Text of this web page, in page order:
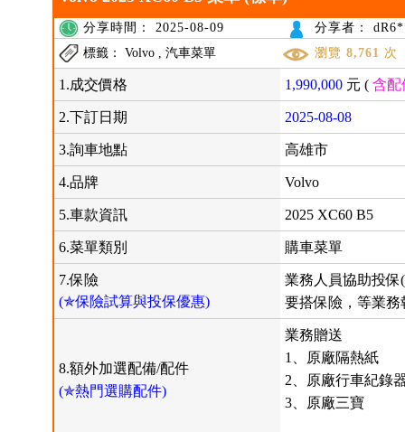
分享時間： 2025-08-09
分享者：
標籤： Volvo , 汽車菜單
瀏覽 8,761 次
1.成交價格 1,990,000 元 (含配
2.下訂日期 2025-08-08
3.詢車地點 高雄市
4.品牌 Volvo
5.車款資訊 2025 XC60 B5
6.菜單類別 購車菜單
7.保險
(✯保險試算與投保優惠)
業務人員協助投保
要搭保險，等業務
8.額外加選配備/配件
(✯熱門選購配件)
業務贈送
1、原廠隔熱紙
2、原廠行車紀錄
3、原廠三寶